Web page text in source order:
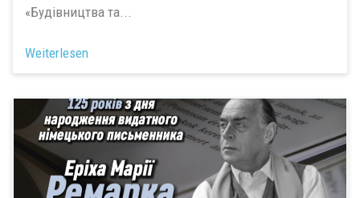
«Будівництва та...
Weiterlesen